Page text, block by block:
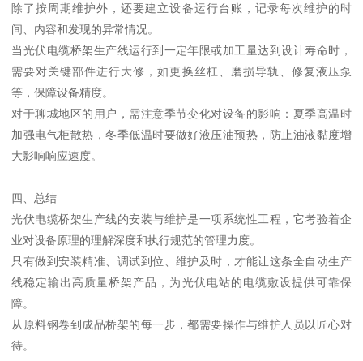
除了按周期维护外，还要建立设备运行台账，记录每次维护的时
间、内容和发现的异常情况。
当光伏电缆桥架生产线运行到一定年限或加工量达到设计寿命时，
需要对关键部件进行大修，如更换丝杠、磨损导轨、修复液压泵
等，保障设备精度。
对于聊城地区的用户，需注意季节变化对设备的影响：夏季高温时
加强电气柜散热，冬季低温时要做好液压油预热，防止油液黏度增
大影响响应速度。
四、总结
光伏电缆桥架生产线的安装与维护是一项系统性工程，它考验着企
业对设备原理的理解深度和执行规范的管理力度。
只有做到安装精准、调试到位、维护及时，才能让这条全自动生产
线稳定输出高质量桥架产品，为光伏电站的电缆敷设提供可靠保
障。
从原料钢卷到成品桥架的每一步，都需要操作与维护人员以匠心对
待。